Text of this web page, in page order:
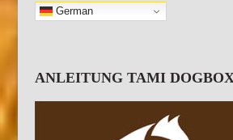
German
ANLEITUNG TAMI